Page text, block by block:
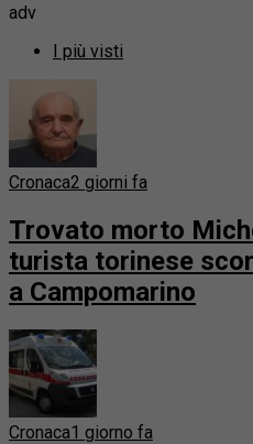
adv
I più visti
Cronaca2 giorni fa
Trovato morto
turista torinese
a Campomarino
Cronaca1 giorno fa